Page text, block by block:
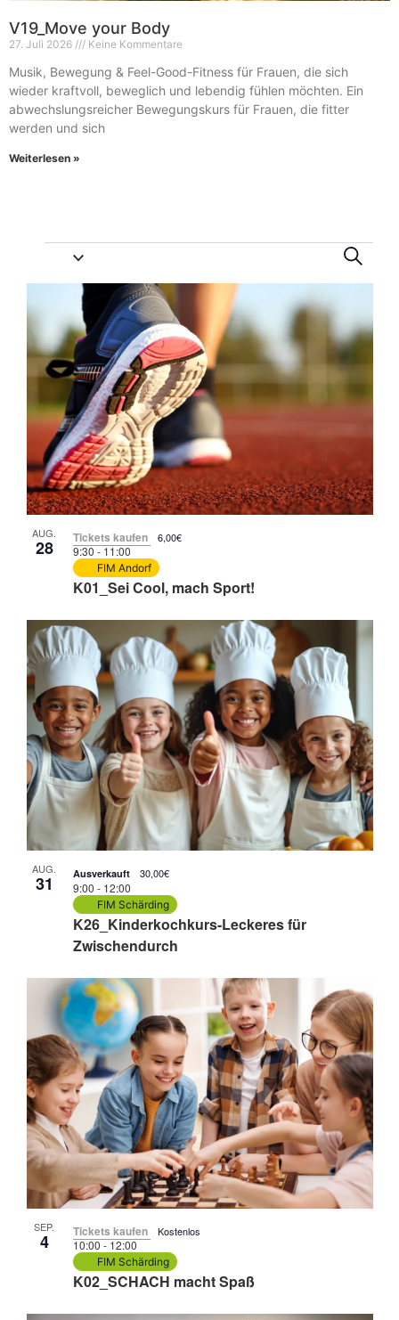
V19_Move your Body
27. Juli 2026 Keine Kommentare
Musik, Bewegung & Feel-Good-Fitness für Frauen, die sich
wieder kraftvoll, beweglich und lebendig fühlen möchten. Ein
abwechslungsreicher Bewegungskurs für Frauen, die fitter
werden und sich
Weiterlesen »
und
Suche
List
of
Veranstaltungen
in
Photo
View
AUG.
28
K01_Sei Cool, mach Sport!
9:30-11:00
FIM Andorf
Tickets kaufen 6,00€
AUG.
31
K26_Kinderkochkurs-Leckeres für
Zwischendurch
9:00 - 12:00
FIM Schärding
Ausverkauft 30,00€
SEP.
4
K02_SCHACH macht Spaß
10:00-12:00
FIM Schärding
Tickets kaufen Kostenlos